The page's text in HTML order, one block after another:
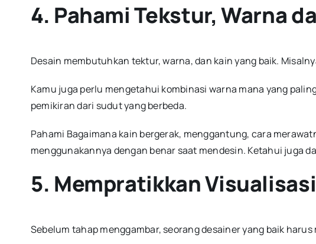
4. Pahami Tekstur, Warna
Desain membutuhkan tektur, warna, dan kain yang baik.
Kamu juga perlu mengetahui kombinasi warna mana yang
pemikiran dari sudut yang berbeda.
Pahami Bagaimana kain bergerak, menggantung, cara
menggunakannya dengan benar saat mendesin. Ketahui juga
5. Mempratikkan Visualisasi
Sebelum tahap menggambar, seorang desainer yang baik